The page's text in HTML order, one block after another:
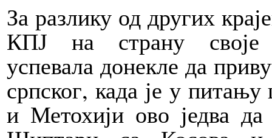
За разлику од других
КПЈ на страну своје
успевала донекле да
српског, када је у
и Метохији ово једва